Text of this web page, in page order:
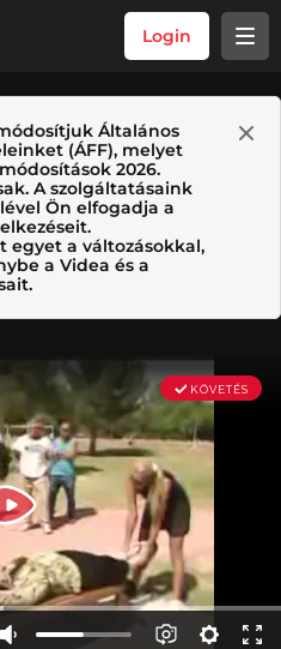
Login
Általános
(ÁFF), melyet
2026.
A szolgáltatásaink
Ön elfogadja a
egyet a változásokkal,
a Videa és a